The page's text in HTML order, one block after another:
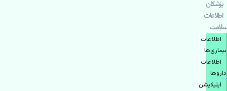
پزشكان
اطلاعات
سلامت
اطلاعات
بیماری‌ها
اطلاعات
دارو‌ها
اپليكيشن